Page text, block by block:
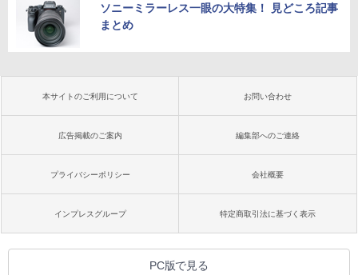
ソニーミラーレス一眼の大特集！ 見どころ記事
まとめ
本サイトのご利用について お問い合わせ
広告掲載のご案内 編集部へのご連絡
プライバシーポリシー 会社概要
インプレスグループ 特定商取引法に基づく表示
PC版で見る